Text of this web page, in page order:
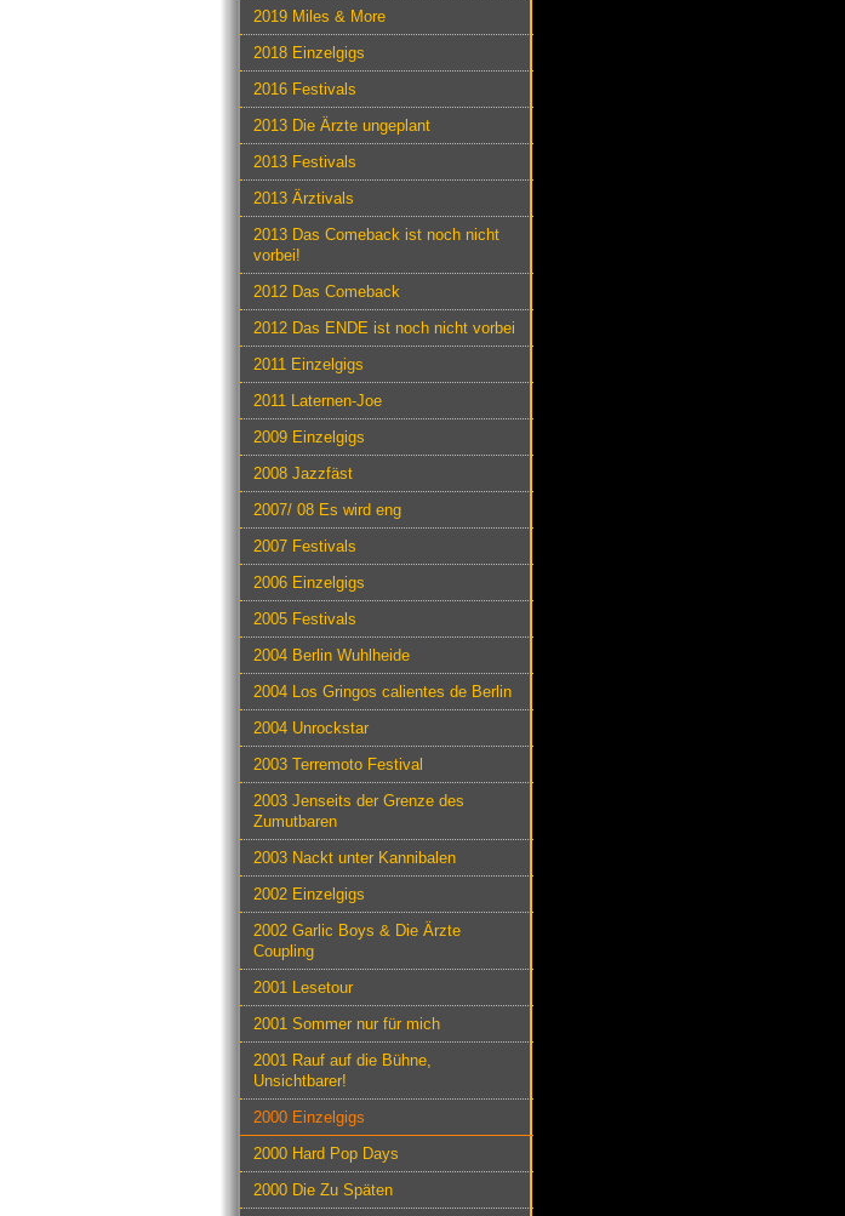
2019 Miles & More
2018 Einzelgigs
2016 Festivals
2013 Die Ärzte ungeplant
2013 Festivals
2013 Ärztivals
2013 Das Comeback ist noch nicht
vorbei!
2012 Das Comeback
2012 Das ENDE ist noch nicht vorbei
2011 Einzelgigs
2011 Laternen-Joe
2009 Einzelgigs
2008 Jazzfäst
2007/ 08 Es wird eng
2007 Festivals
2006 Einzelgigs
2005 Festivals
2004 Berlin Wuhlheide
2004 Los Gringos calientes de Berlin
2004 Unrockstar
2003 Terremoto Festival
2003 Jenseits der Grenze des
Zumutbaren
2003 Nackt unter Kannibalen
2002 Einzelgigs
2002 Garlic Boys & Die Ärzte
Coupling
2001 Lesetour
2001 Sommer nur für mich
2001 Rauf auf die Bühne,
Unsichtbarer!
2000 Einzelgigs
2000 Hard Pop Days
2000 Die Zu Späten